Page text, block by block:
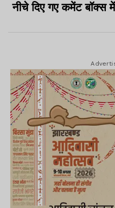
नीचे दिए गए कमेंट बॉक्स